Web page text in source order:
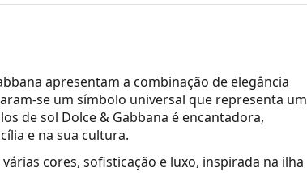
apresentam a combinação de elegância
se um símbolo universal que representa um
de sol Dolce & Gabbana é encantadora,
e na sua cultura.
cores, sofisticação e luxo, inspirada na ilha